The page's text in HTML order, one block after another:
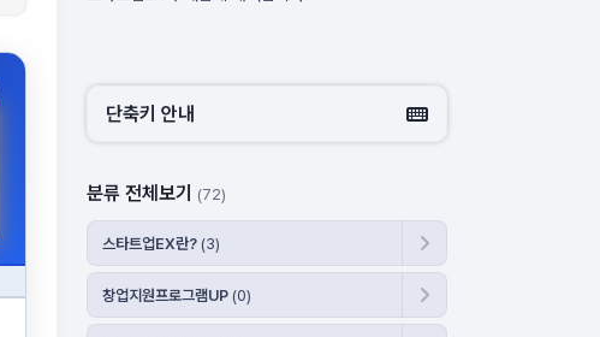
단축키 안내
분류 전체보기 (72)
스타트업EX란? (3)
창업지원프로그램UP (0)